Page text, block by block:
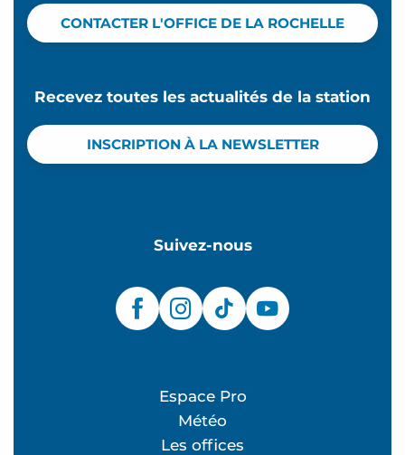
CONTACTER L'OFFICE DE LA ROCHELLE
Recevez toutes les actualités de la station
INSCRIPTION À LA NEWSLETTER
Suivez-nous
Espace Pro
Météo
Les offices